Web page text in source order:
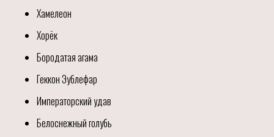
Хамелеон
Хорёк
Бородатая агама
Геккон Эублефар
Императорский удав
Белоснежный голубь